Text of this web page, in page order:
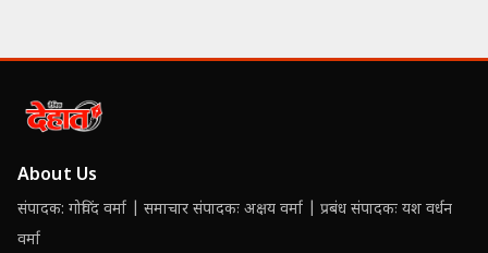
About Us
संपादक: गोविंद वर्मा | समाचार संपादकः अक्षय वर्मा | प्रबंध संपादकः यश वर्धन
वर्मा